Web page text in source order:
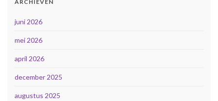
ARCHIEVEN
juni 2026
mei 2026
april 2026
december 2025
augustus 2025